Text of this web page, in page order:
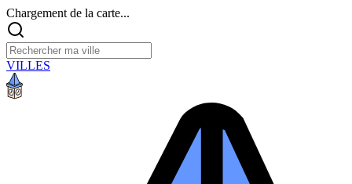
Chargement de la carte...
VILLES